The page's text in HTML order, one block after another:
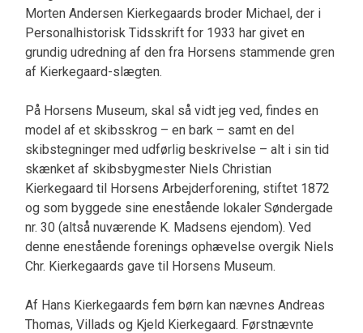
Morten Andersen Kierkegaards broder Michael, der i
Personalhistorisk Tidsskrift for 1933 har givet en
grundig udredning af den fra Horsens stammende gren
af Kierkegaard-slægten.
På Horsens Museum, skal så vidt jeg ved, findes en
model af et skibsskrog – en bark – samt en del
skibstegninger med udførlig beskrivelse – alt i sin tid
skænket af skibsbygmester Niels Christian
Kierkegaard til Horsens Arbejderforening, stiftet 1872
og som byggede sine enestående lokaler Søndergade
nr. 30 (altså nuværende K. Madsens ejendom). Ved
denne enestående forenings ophævelse overgik Niels
Chr. Kierkegaards gave til Horsens Museum.
Af Hans Kierkegaards fem børn kan nævnes Andreas
Thomas, Villads og Kjeld Kierkegaard. Førstnævnte